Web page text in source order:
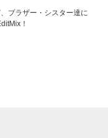
ブラザー・シスター達に
！